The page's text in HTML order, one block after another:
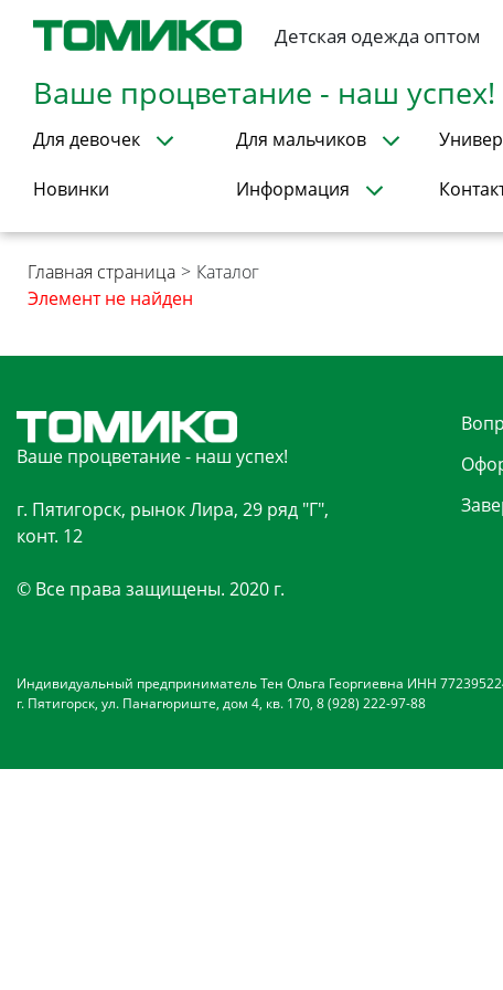
Детская одежда оптом
Ваше процветание - наш успех!
Для девочек Для мальчиков
Новинки Информация
Главная страница > Каталог
Элемент не найден
Ваше процветание - наш успех!
г. Пятигорск, рынок Лира, 29 ряд "Г",
конт. 12
© Все права защищены. 2020 г.
Индивидуальный предприниматель Тен Ольга Георгиевна ИНН
г. Пятигорск, ул. Панагюриште, дом 4, кв. 170, 8 (928) 222-97-88